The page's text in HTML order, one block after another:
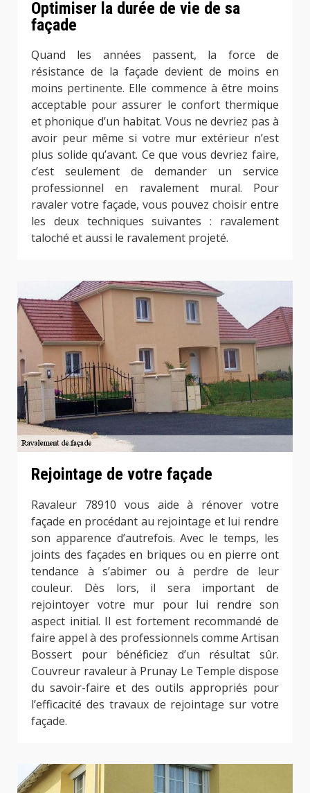
Optimiser la durée de vie de sa
façade
Quand les années passent, la force de
résistance de la façade devient de moins en
moins pertinente. Elle commence à être moins
acceptable pour assurer le confort thermique
et phonique d’un habitat. Vous ne devriez pas à
avoir peur même si votre mur extérieur n’est
plus solide qu’avant. Ce que vous devriez faire,
c’est seulement de demander un service
professionnel en ravalement mural. Pour
ravaler votre façade, vous pouvez choisir entre
les deux techniques suivantes : ravalement
taloché et aussi le ravalement projeté.
Rejointage de votre façade
Ravaleur 78910 vous aide à rénover votre
façade en procédant au rejointage et lui rendre
son apparence d’autrefois. Avec le temps, les
joints des façades en briques ou en pierre ont
tendance à s’abimer ou à perdre de leur
couleur. Dès lors, il sera important de
rejointoyer votre mur pour lui rendre son
aspect initial. Il est fortement recommandé de
faire appel à des professionnels comme Artisan
Bossert pour bénéficiez d’un résultat sûr.
Couvreur ravaleur à Prunay Le Temple dispose
du savoir-faire et des outils appropriés pour
l’efficacité des travaux de rejointage sur votre
façade.